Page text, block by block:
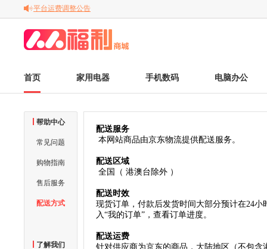
平台运费调整公告
关于调整京东商品售后服务标准的通知
首页 家用电器 手机数码 电脑办公
帮助中心
常见问题
购物指南
售后服务
配送方式
了解我们
配送服务
本网站商品由京东物流提供配送服务。
配送区域
全国（ 港澳台除外 ）
配送时效
现货订单，付款后发货时间大部分预计在24
入“我的订单”，查看订单进度。
配送运费
针对供应商为京东的商品，大陆地区（不包含